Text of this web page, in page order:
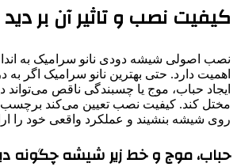
کیفیت نصب و تاثیر آن بر
نصب اصولی شیشه دودی نانو سرامیک به
اهمیت دارد. حتی بهترین نانو سرامیک اگر
ایجاد حباب، موج یا چسبندگی ناقص می‌تواند
مختل کند. کیفیت نصب تعیین می‌کند
روی شیشه بنشیند و عملکرد واقعی خود را
حباب، موج و خط زیر شیشه چگونه